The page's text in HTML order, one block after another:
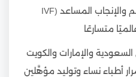
مراكز تخصصية لعلاج العقم والإنجاب المساعد (IVF
والإمارات والكويت
أطباء نساء وتوليد مؤهَّلين